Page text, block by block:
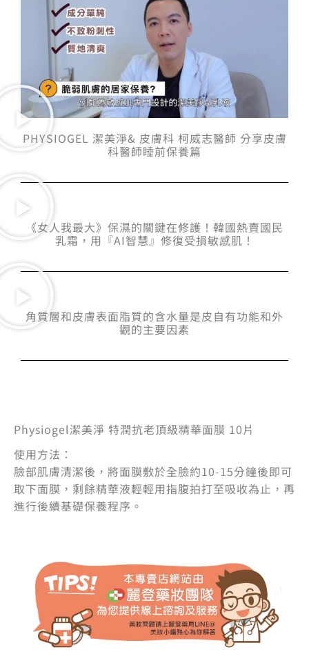
PHYSIOGEL 潔美淨& 皮膚科 柯威志醫師 分享皮膚
科醫師睡前保養篇
《女人我最大》保濕的關鍵在修護！韓國熱賣國民
乳霜，用『AI智慧』修復受損敏感肌！
角質層和皮膚表面脂質的含水量是皮自有功能和外
觀的主要因素
Physiogel潔美淨 特潤抗老頂級精華面膜 10片
使用方法：
臉部肌膚清潔後，將面膜敷於全臉約10-15分鐘後即可
取下面膜，剩餘精華液輕輕用指腹拍打至吸收為止，再
進行後續基礎保養程序。